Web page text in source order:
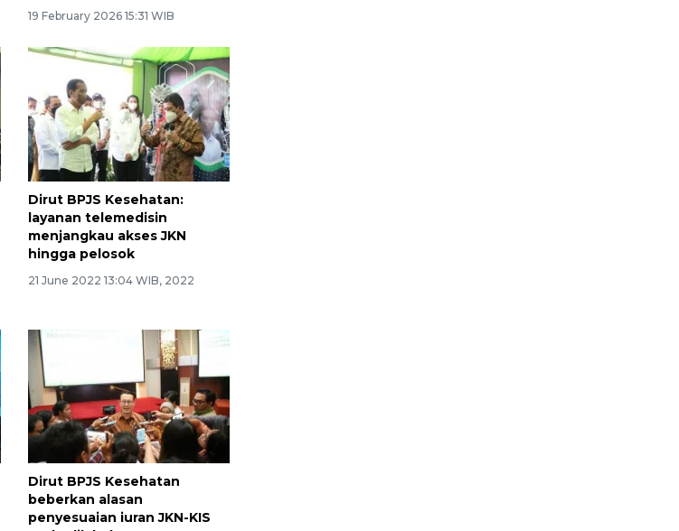
19 February 2026 15:31 WIB
Dirut BPJS Kesehatan:
layanan telemedisin
menjangkau akses JKN
hingga pelosok
21 June 2022 13:04 WIB, 2022
Dirut BPJS Kesehatan
beberkan alasan
penyesuaian iuran JKN-KIS